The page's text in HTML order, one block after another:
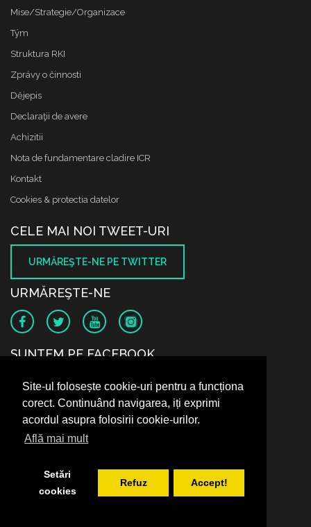
Site-ul folosește cookie-uri pentru a funcționa
corect. Continuând navigarea, iți exprimi
acordul asupra folosirii cookie-urilor.
Află mai mult
Setări
cookies
Refuz Accept!
Mise/Strategie/Organizace
Tým
Struktura RKI
Zprávy o činnosti
Dějepis
Declaraţii de avere
Achizitii
Nota de fundamentare cladire ICR
Kontakt
Cookies & protectia datelor
CELE MAI NOI TWEET-URI
URMĂREŞTE-NE PE TWITTER
URMĂREŞTE-NE
SUNTEM PE FACEBOOK